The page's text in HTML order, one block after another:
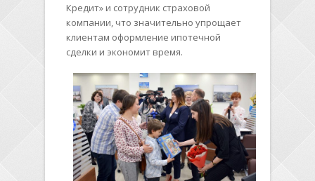
Кредит» и сотрудник страховой
компании, что значительно упрощает
клиентам оформление ипотечной
сделки и экономит время.